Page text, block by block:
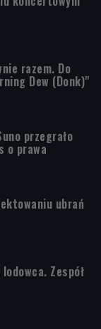
razem. Do
Dew (Donk)"
przegrało
o prawa
ubrań
Zespół